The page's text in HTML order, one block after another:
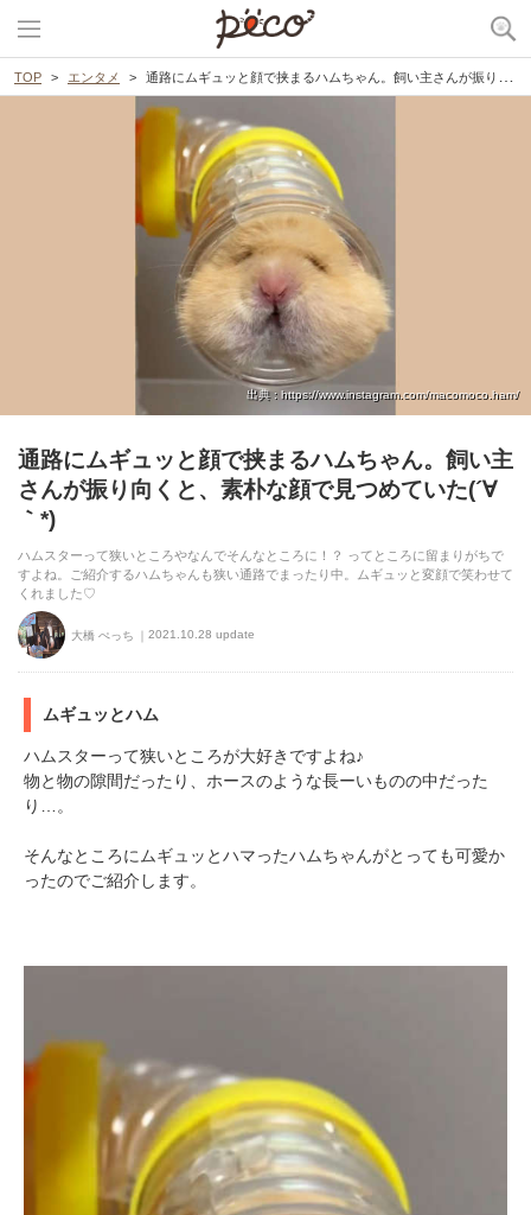
TOP エンタメ 通路にムギュッと顔で挟まるハムちゃん。飼い主さんが振り向くと、素朴な顔で見つめていた(´∀｀*)
出典 : https://www.instagram.com/macomoco.ham/
通路にムギュッと顔で挟まるハムちゃん。飼い主
さんが振り向くと、素朴な顔で見つめていた(´∀
｀*)
ハムスターって狭いところやなんでそんなところに！？ ってところに留まりがちで
すよね。ご紹介するハムちゃんも狭い通路でまったり中。ムギュッと変顔で笑わせて
くれました♡
大橋 ぺっち 2021.10.28 update
ムギュッとハム
ハムスターって狭いところが大好きですよね♪
物と物の隙間だったり、ホースのような長ーいものの中だった
り…。
そんなところにムギュッとハマったハムちゃんがとっても可愛か
ったのでご紹介します。